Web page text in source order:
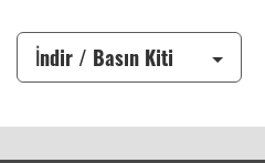
İndir / Basın Kiti